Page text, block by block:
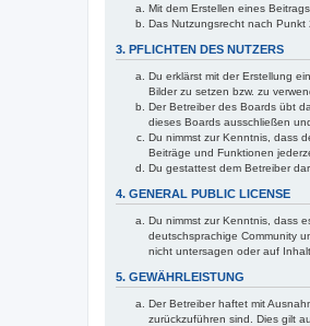
Mit dem Erstellen eines
Das Nutzungsrecht nach
3. PFLICHTEN DES NUTZERS
Du erklärst mit der Erstellung
Bilder zu setzen bzw. zu
Der Betreiber des Boards übt
dieses Boards ausschließen
Du nimmst zur Kenntnis, dass
Beiträge und Funktionen
Du gestattest dem Betreiber
4. GENERAL PUBLIC LICENSE
Du nimmst zur Kenntnis, dass
deutschsprachige Community
nicht untersagen oder auf
5. GEWÄHRLEISTUNG
Der Betreiber haftet mit
zurückzuführen sind. Dies gilt